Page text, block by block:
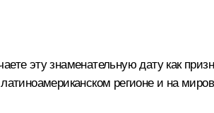
эту знаменательную дату как
регионе и на